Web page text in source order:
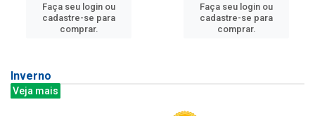
Faça seu login ou
cadastre-se para
comprar.
Faça seu login ou
cadastre-se para
comprar.
Inverno
Veja mais